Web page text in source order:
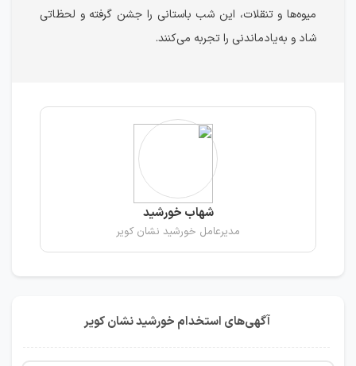
میوه‌ها و تنقلات، این شب باستانی را جشن گرفته و لحظاتی
شاد و به‌یادماندنی را تجربه می‌کنند.
شهاب خورشید
مدیرعامل خورشید نشان کویر
آگهی‌های استخدام خورشید نشان کویر